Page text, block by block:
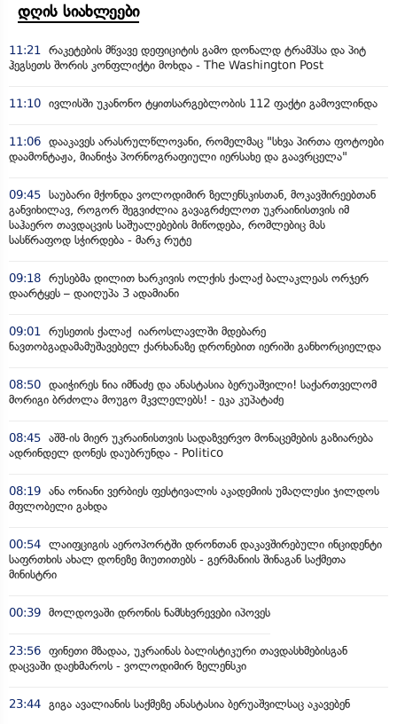
დღის სიახლეები
11:21
რაკეტების მწვავე დეფიციტის გამო დონალდ ტრამპსა და პიტ
ჰეგსეთს შორის კონფლიქტი მოხდა - The Washington Post
11:10 ივლისში უკანონო ტყითსარგებლობის 112 ფაქტი გამოვლინდა
11:06 დააკავეს არასრულწლოვანი, რომელმაც "სხვა პირთა ფოტოები
დაამონტაჟა, მიანიჭა პორნოგრაფიული იერსახე და გაავრცელა"
09:45 საუბარი მქონდა ვოლოდიმირ ზელენსკისთან, მოკავშირეებთან
განვიხილავ, როგორ შეგვიძლია გავაგრძელოთ უკრაინისთვის იმ
საჰაერო თავდაცვის საშუალებების მიწოდება, რომლებიც მას
სასწრაფოდ სჭირდება - მარკ რუტე
09:18 რუსებმა დილით ხარკივის ოლქის ქალაქ ბალაკლეას ორჯერ
დაარტყეს – დაიღუპა 3 ადამიანი
09:01
რუსეთის ქალაქ იაროსლავლში მდებარე
ნავთობგადამამუშავებელ ქარხანაზე დრონებით იერიში განხორციელდა
08:50 დაიჭირეს ნია იმნაძე და ანასტასია ბერუაშვილი! საქართველომ
მორიგი ბრძოლა მოუგო მკვლელებს! - ეკა კუპატაძე
08:45 აშშ-ის მიერ უკრაინისთვის სადაზვერვო მონაცემების გაზიარება
ადრინდელ დონეს დაუბრუნდა - Politico
08:19 ანა ონიანი ვერბიეს ფესტივალის აკადემიის უმაღლესი ჯილდოს
მფლობელი გახდა
00:54 ლაიფციგის აეროპორტში დრონთან დაკავშირებული ინციდენტი
საფრთხის ახალ დონეზე მიუთითებს - გერმანიის შინაგან საქმეთა
მინისტრი
00:39 მოლდოვაში დრონის ნამსხვრევები იპოვეს
23:56 ფინეთი მზადაა, უკრაინას ბალისტიკური თავდასხმებისგან
დაცვაში დაეხმაროს - ვოლოდიმირ ზელენსკი
23:44 გიგა ავალიანის საქმეზე ანასტასია ბერუაშვილსაც აკავებენ